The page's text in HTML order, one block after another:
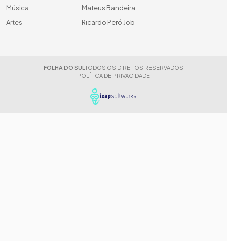
Música
Artes
Mateus Bandeira
Ricardo Peró Job
FOLHA DO SUL TODOS OS DIREITOS RESERVADOS
POLÍTICA DE PRIVACIDADE